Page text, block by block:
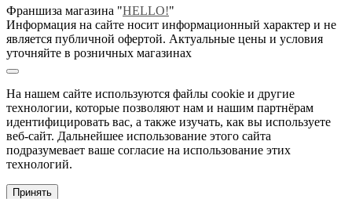
Франшиза магазина "HELLO!"
Информация на сайте носит информационный характер и не
является публичной офертой. Актуальные цены и условия
уточняйте в розничных магазинах
На нашем сайте используются файлы cookie и другие
технологии, которые позволяют нам и нашим партнёрам
идентифицировать вас, а также изучать, как вы используете
веб-сайт. Дальнейшее использование этого сайта
подразумевает ваше согласие на использование этих
технологий.
Принять